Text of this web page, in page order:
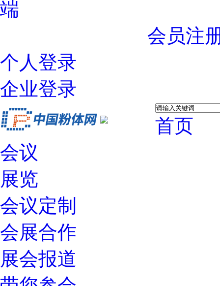
端
会员注
个人登录
企业登录
首页
会议
展览
会议定制
会展合作
展会报道